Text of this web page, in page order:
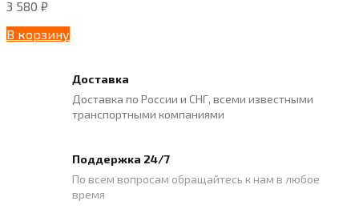
3 580 ₽
В корзину
Доставка
Доставка по России и СНГ, всеми известными
транспортными компаниями
Поддержка 24/7
По всем вопросам обращайтесь к нам в любое
время